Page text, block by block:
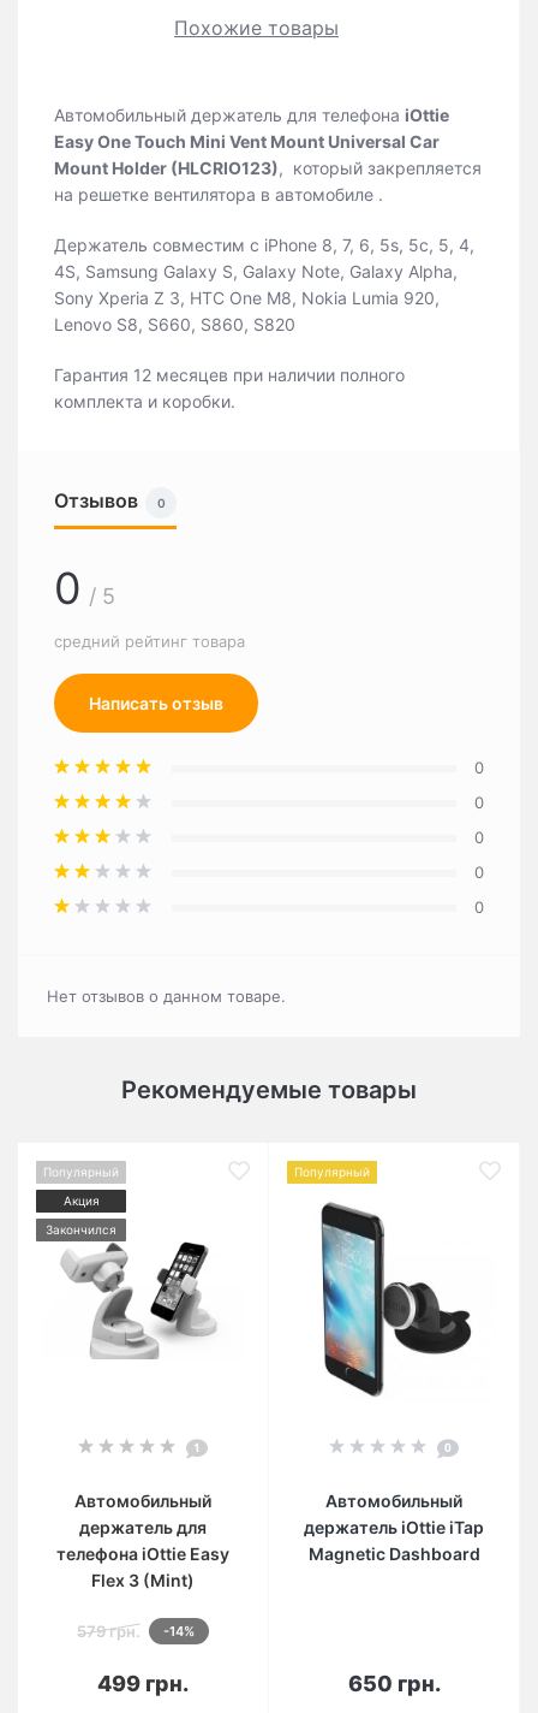
Похожие товары
Автомобильный держатель для телефона iOttie
Easy One Touch Mini Vent Mount Universal Car
Mount Holder (HLCRIO123), который закрепляется
на решетке вентилятора в автомобиле .
Держатель совместим с iPhone 8, 7, 6, 5s, 5c, 5, 4,
4S, Samsung Galaxy S, Galaxy Note, Galaxy Alpha,
Sony Xperia Z 3, HTC One M8, Nokia Lumia 920,
Lenovo S8, S660, S860, S820
Гарантия 12 месяцев при наличии полного
комплекта и коробки.
Отзывов 0
0 / 5
средний рейтинг товара
Написать отзыв
0
0
0
0
0
Нет отзывов о данном товаре.
Рекомендуемые товары
Популярный
Акция
Закончился
1
Автомобильный
держатель для
телефона iOttie Easy
Flex 3 (Mint)
579 грн. -14%
499 грн.
Популярный
0
Автомобильный
держатель iOttie iTap
Magnetic Dashboard
650 грн.